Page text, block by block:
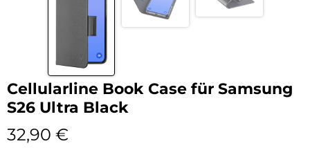
Cellularline Book Case für Samsung
S26 Ultra Black
32,90 €